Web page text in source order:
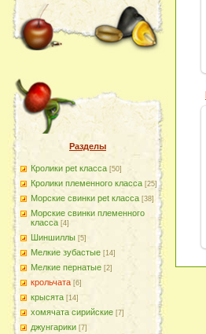
Разделы
Кролики pet класса [50]
Кролики племенного класса [25]
Морские свинки pet класса [38]
Морские свинки племенного
класса [4]
Шиншиллы [5]
Мелкие зубастые [14]
Мелкие пернатые [2]
крольчата [6]
крысята [14]
хомячата сирийские [7]
джунгарики [7]